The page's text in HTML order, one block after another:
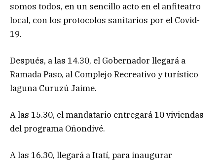
somos todos, en un sencillo acto en el anfiteatro
local, con los protocolos sanitarios por el Covid-
19.
Después, a las 14.30, el Gobernador llegará a
Ramada Paso, al Complejo Recreativo y turístico
laguna Curuzú Jaime.
A las 15.30, el mandatario entregará 10 viviendas
del programa Oñondivé.
A las 16.30, llegará a Itatí, para inaugurar